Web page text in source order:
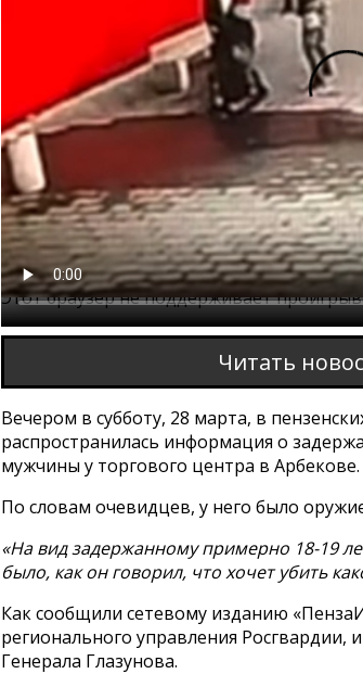
Этот браузер не поддерживает
Читать
Вечером в субботу, 28 марта, в
распространилась информация о
мужчины у торгового центра в Арбекове.
По словам очевидцев, у него было
«На вид задержанному примерно 18-19
было, как он говорил, что хочет убить
Как сообщили сетевому изданию
регионального управления
Генерала Глазунова.